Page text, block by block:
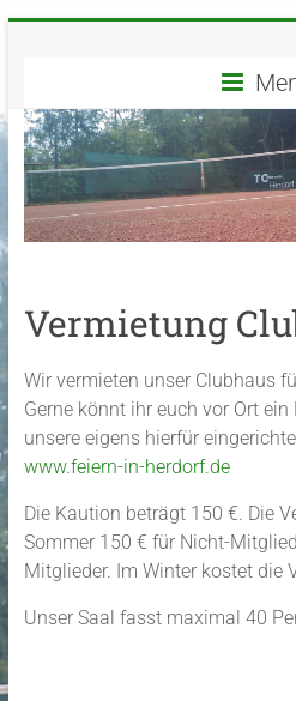
Grün-
Weiß
Herdorf
e.V.
Tennisverein
Herdorf
und
Umgebung
Vermietung
Wir vermieten unser Clubhaus
Gerne könnt ihr euch vor Ort
unsere eigens hierfür
www.feiern-in-herdorf.de
Die Kaution beträgt 150 €. Die
Sommer 150 € für Nicht-
Mitglieder. Im Winter kostet die
Unser Saal fasst maximal 40